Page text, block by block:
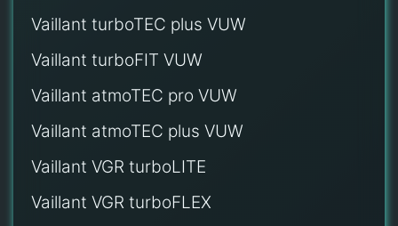
Vaillant turboTEC plus VUW
Vaillant turboFIT VUW
Vaillant atmoTEC pro VUW
Vaillant atmoTEC plus VUW
Vaillant VGR turboLITE
Vaillant VGR turboFLEX